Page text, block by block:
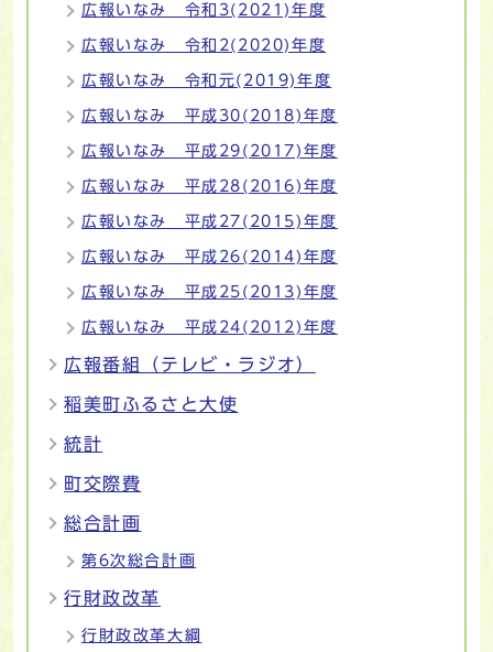
広報いなみ 令和3(2021)年度
広報いなみ 令和2(2020)年度
広報いなみ 令和元(2019)年度
広報いなみ 平成30(2018)年度
広報いなみ 平成29(2017)年度
広報いなみ 平成28(2016)年度
広報いなみ 平成27(2015)年度
広報いなみ 平成26(2014)年度
広報いなみ 平成25(2013)年度
広報いなみ 平成24(2012)年度
広報番組（テレビ・ラジオ）
稲美町ふるさと大使
統計
町交際費
総合計画
第6次総合計画
行財政改革
行財政改革大綱